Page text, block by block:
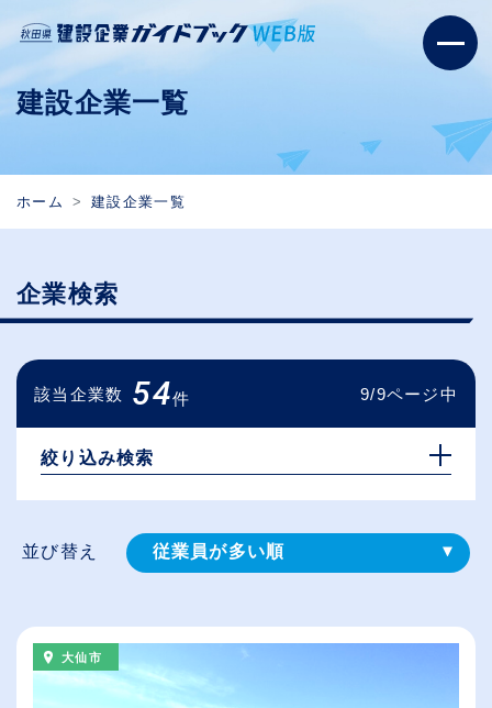
建設企業一覧
ホーム 建設企業一覧
企業検索
該当企業数 54件 9/9ページ中
絞り込み検索
並び替え 従業員が多い順
給与が高い順
（⾼卒の給与を基準）
大仙市